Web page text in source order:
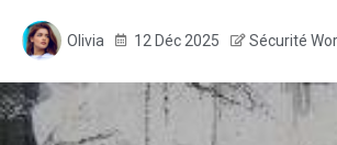
Olivia 12 Déc 2025 Sécurité